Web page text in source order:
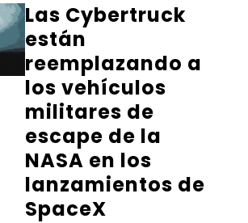
Las Cybertruck
están
reemplazando a
los vehículos
militares de
escape de la
NASA en los
lanzamientos de
SpaceX